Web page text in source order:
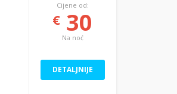
Cijene od:
€ 30
Na noć
DETALJNIJE